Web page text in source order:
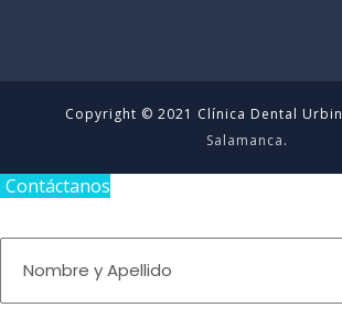
Copyright © 2021 Clínica Dental
Salamanca.
Contáctanos